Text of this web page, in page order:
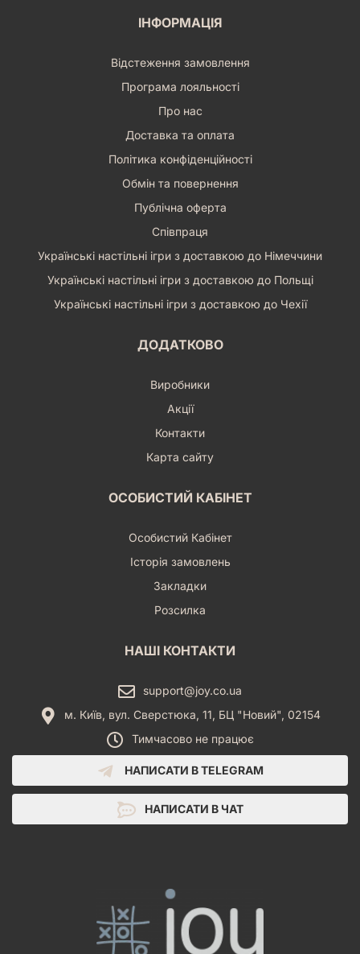
ІНФОРМАЦІЯ
Відстеження замовлення
Програма лояльності
Про нас
Доставка та оплата
Політика конфіденційності
Обмін та повернення
Публічна оферта
Співпраця
Українські настільні ігри з доставкою до Німеччини
Українські настільні ігри з доставкою до Польщі
Українські настільні ігри з доставкою до Чехії
ДОДАТКОВО
Виробники
Акції
Контакти
Карта сайту
ОСОБИСТИЙ КАБІНЕТ
Особистий Кабінет
Історія замовлень
Закладки
Розсилка
НАШІ КОНТАКТИ
support@joy.co.ua
м. Київ, вул. Сверстюка, 11, БЦ "Новий", 02154
Тимчасово не працює
НАПИСАТИ В TELEGRAM
НАПИСАТИ В ЧАТ